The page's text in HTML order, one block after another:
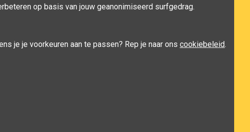
op basis van jouw geanonimiseerd surfgedrag.
je je voorkeuren aan te passen? Rep je naar ons cookiebeleid.